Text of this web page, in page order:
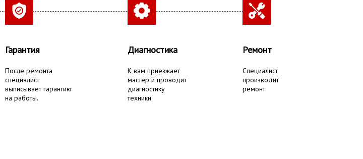
Гарантия
После ремонта
специалист
выписывает гарантию
на работы.
Диагностика
К вам приезжает
мастер и проводит
диагностику
техники.
Ремонт
Специалист
производит
ремонт.